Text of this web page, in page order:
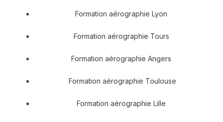
Formation aérographie Lyon
Formation aérographie Tours
Formation aérographie Angers
Formation aérographie Toulouse
Formation aérographie Lille